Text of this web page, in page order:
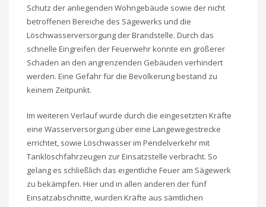
Schutz der anliegenden Wohngebäude sowie der nicht
betroffenen Bereiche des Sägewerks und die
Löschwasserversorgung der Brandstelle. Durch das
schnelle Eingreifen der Feuerwehr konnte ein größerer
Schaden an den angrenzenden Gebäuden verhindert
werden. Eine Gefahr für die Bevölkerung bestand zu
keinem Zeitpunkt.
Im weiteren Verlauf wurde durch die eingesetzten Kräfte
eine Wasserversorgung über eine Langewegestrecke
errichtet, sowie Löschwasser im Pendelverkehr mit
Tanklöschfahrzeugen zur Einsatzstelle verbracht. So
gelang es schließlich das eigentliche Feuer am Sägewerk
zu bekämpfen. Hier und in allen anderen der fünf
Einsatzabschnitte, wurden Kräfte aus sämtlichen